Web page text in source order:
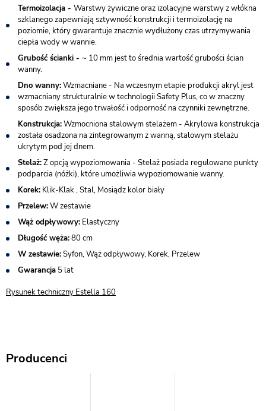
Termoizolacja - Warstwy żywiczne oraz izolacyjne warstwy z włókna
szklanego zapewniają sztywność konstrukcji i termoizolację na
poziomie, który gwarantuje znacznie wydłużony czas utrzymywania
ciepła wody w wannie.
Grubość ścianki - ~ 10 mm jest to średnia wartość grubości ścian
wanny.
Dno wanny:Wzmacniane - Na wczesnym etapie produkcji akryl jest
wzmacniany strukturalnie w technologii Safety Plus, co w znaczny
sposób zwiększa jego trwałość i odporność na czynniki zewnętrzne.
Konstrukcja:Wzmocniona stalowym stelażem - Akrylowa konstrukcja
została osadzona na zintegrowanym z wanną, stalowym stelażu
ukrytym pod jej dnem.
Stelaż:Z opcją wypoziomowania - Stelaż posiada regulowane punkty
podparcia (nóżki), które umożliwia wypoziomowanie wanny.
Korek: Klik-Klak, Stal, Mosiądz kolor biały
Przelew:W zestawie
Wąż odpływowy: Elastyczny
Długość węża:80 cm
W zestawie:Syfon, Wąż odpływowy, Korek, Przelew
Gwarancja 5 lat
Rysunek techniczny Estella 160
Producenci